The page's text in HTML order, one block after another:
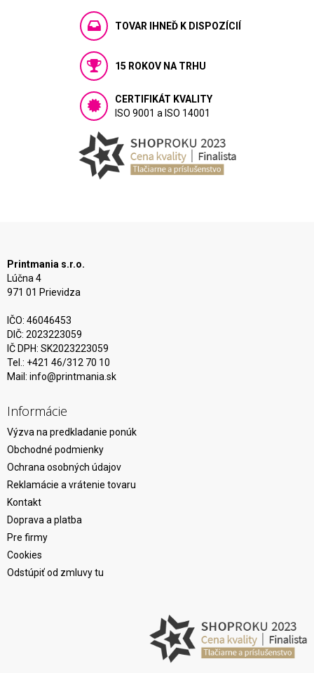
TOVAR IHNEĎ K DISPOZÍCIÍ
15 ROKOV NA TRHU
CERTIFIKÁT KVALITY
ISO 9001 a ISO 14001
Printmania s.r.o.
Lúčna 4
971 01 Prievidza
IČO: 46046453
DIČ: 2023223059
IČ DPH: SK2023223059
Tel.: +421 46/312 70 10
Mail: info@printmania.sk
Informácie
Výzva na predkladanie ponúk
Obchodné podmienky
Ochrana osobných údajov
Reklamácie a vrátenie tovaru
Kontakt
Doprava a platba
Pre firmy
Cookies
Odstúpiť od zmluvy tu